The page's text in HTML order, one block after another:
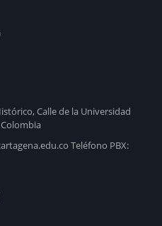
Calle de la Universidad
Teléfono PBX: